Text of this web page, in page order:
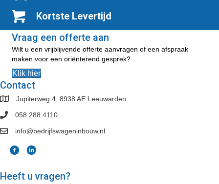
Kortste Levertijd
Vraag een offerte aan
Wilt u een vrijblijvende offerte aanvragen of een afspraak
maken voor een oriënterend gesprek?
Klik hier
Contact
Jupiterweg 4, 8938 AE Leeuwarden
058 288 4110
info@bedrijfswageninbouw.nl
Heeft u vragen?